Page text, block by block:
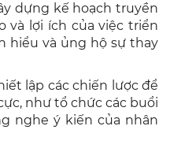
dựng kế hoạch truyền
và lợi ích của việc triển
hiểu và ủng hộ sự thay
lập các chiến lược để
như tổ chức các buổi
nghe ý kiến của nhân